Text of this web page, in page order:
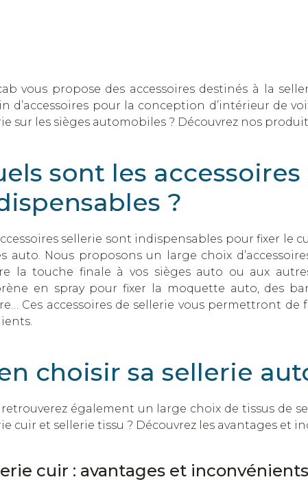
vous propose des accessoires destinés à la
d’accessoires pour la conception d’intérieur de
sur les sièges automobiles ? Découvrez nos
sont les
?
sellerie sont indispensables pour fixer le
auto. Nous proposons un large choix
la touche finale à vos sièges auto ou aux
en spray pour fixer la moquette auto, des
Ces accessoires de sellerie vous permettront
choisir sa sellerie
retrouverez également un large choix de tissus de
cuir et sellerie tissu ? Découvrez les avantages et
cuir : avantages et inconvénients